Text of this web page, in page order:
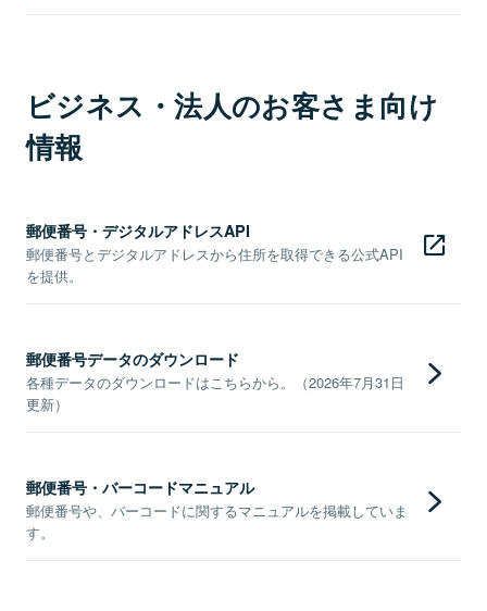
ビジネス・法人のお客さま向け
情報
郵便番号・デジタルアドレスAPI
郵便番号とデジタルアドレスから住所を取得できる公式API
を提供。
郵便番号データのダウンロード
各種データのダウンロードはこちらから。（2026年7月31日
更新）
郵便番号・バーコードマニュアル
郵便番号や、バーコードに関するマニュアルを掲載していま
す。